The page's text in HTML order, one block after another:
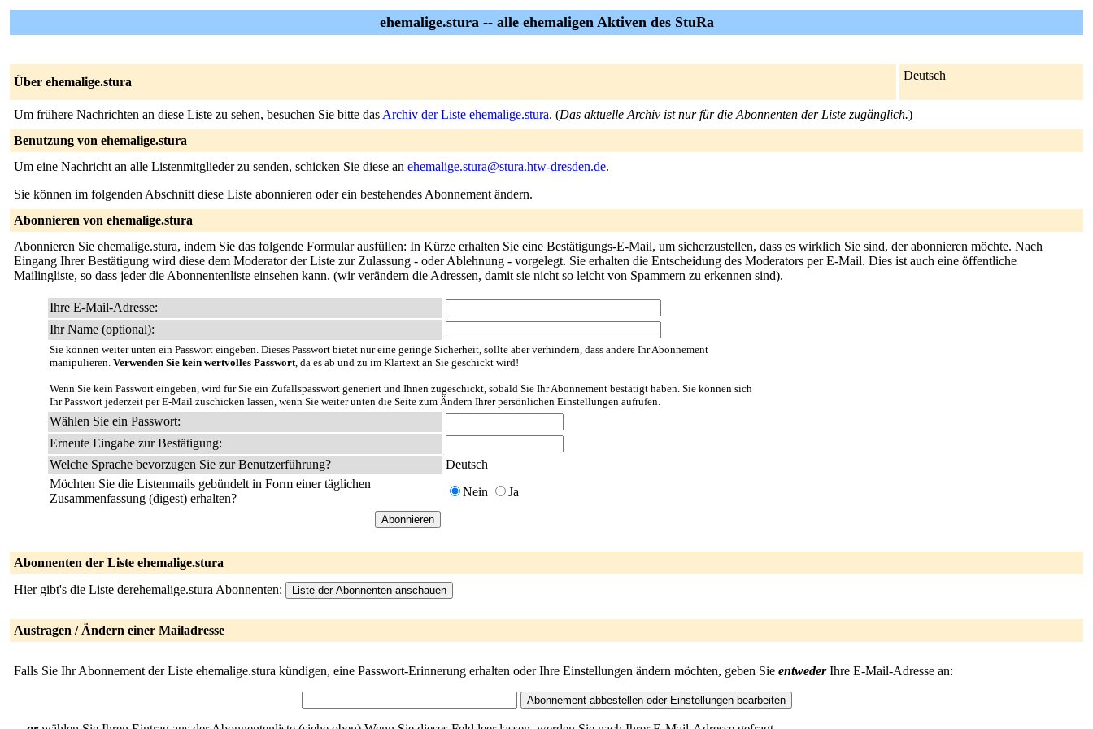
ehemalige.stura -- alle ehemaligen Aktiven des StuRa
Über ehemalige.stura Deutsch
Um frühere Nachrichten an diese Liste zu sehen, besuchen Sie bitte das Archiv der Liste ehemalige.stura. (Das aktuelle Archiv ist nur für die Abonnenten der Liste zugänglich.)
Benutzung von ehemalige.stura
Um eine Nachricht an alle Listenmitglieder zu senden, schicken Sie diese an ehemalige.stura@stura.htw-dresden.de.
Sie können im folgenden Abschnitt diese Liste abonnieren oder ein bestehendes Abonnement ändern.
Abonnieren von ehemalige.stura
Abonnieren Sie ehemalige.stura, indem Sie das folgende Formular ausfüllen: In Kürze erhalten Sie eine Bestätigungs-E-Mail, um sicherzustellen, dass es wirklich Sie sind, der abonnieren möchte. Nach
Eingang Ihrer Bestätigung wird diese dem Moderator der Liste zur Zulassung - oder Ablehnung - vorgelegt. Sie erhalten die Entscheidung des Moderators per E-Mail. Dies ist auch eine öffentliche
Mailingliste, so dass jeder die Abonnentenliste einsehen kann. (wir verändern die Adressen, damit sie nicht so leicht von Spammern zu erkennen sind).
Ihre E-Mail-Adresse:
Ihr Name (optional):
Sie können weiter unten ein Passwort eingeben. Dieses Passwort bietet nur eine geringe Sicherheit, sollte aber verhindern, dass andere Ihr Abonnement
manipulieren. Verwenden Sie kein wertvolles Passwort, da es ab und zu im Klartext an Sie geschickt wird!
Wenn Sie kein Passwort eingeben, wird für Sie ein Zufallspasswort generiert und Ihnen zugeschickt, sobald Sie Ihr Abonnement bestätigt haben. Sie können sich
Ihr Passwort jederzeit per E-Mail zuschicken lassen, wenn Sie weiter unten die Seite zum Ändern Ihrer persönlichen Einstellungen aufrufen.
Wählen Sie ein Passwort:
Erneute Eingabe zur Bestätigung:
Welche Sprache bevorzugen Sie zur Benutzerführung?
Deutsch
Möchten Sie die Listenmails gebündelt in Form einer täglichen
Zusammenfassung (digest) erhalten?
Nein Ja
Abonnenten der Liste ehemalige.stura
Hier gibt's die Liste derehemalige.stura Abonnenten:
Austragen / Ändern einer Mailadresse
Falls Sie Ihr Abonnement der Liste ehemalige.stura kündigen, eine Passwort-Erinnerung erhalten oder Ihre Einstellungen ändern möchten, geben Sie entwederIhre E-Mail-Adresse an: